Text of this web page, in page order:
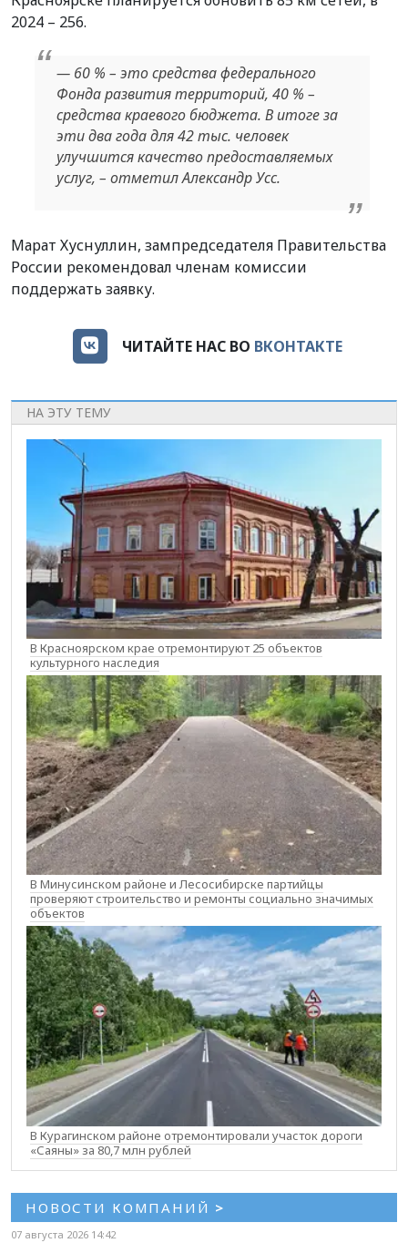
2024 – 256.
— 60 % – это средства федерального
Фонда развития территорий, 40 % –
средства краевого бюджета. В итоге за
эти два года для 42 тыс. человек
улучшится качество предоставляемых
услуг, – отметил Александр Усс.
Марат Хуснуллин, зампредседателя Правительства
России рекомендовал членам комиссии
поддержать заявку.
ЧИТАЙТЕ НАС ВО ВКОНТАКТЕ
НА ЭТУ ТЕМУ
В Красноярском крае отремонтируют 25 объектов
культурного наследия
В Минусинском районе и Лесосибирске партийцы
проверяют строительство и ремонты социально значимых
объектов
В Курагинском районе отремонтировали участок дороги
«Саяны» за 80,7 млн рублей
НОВОСТИ КОМПАНИЙ >
07 августа 2026 14:42